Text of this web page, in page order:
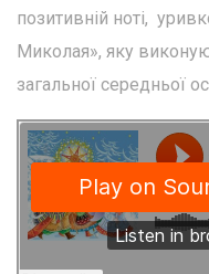
позитивній ноті,
Миколая», яку
загальної середньої